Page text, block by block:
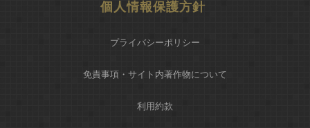
個人情報保護方針
プライバシーポリシー
免責事項・サイト内著作物について
利用約款